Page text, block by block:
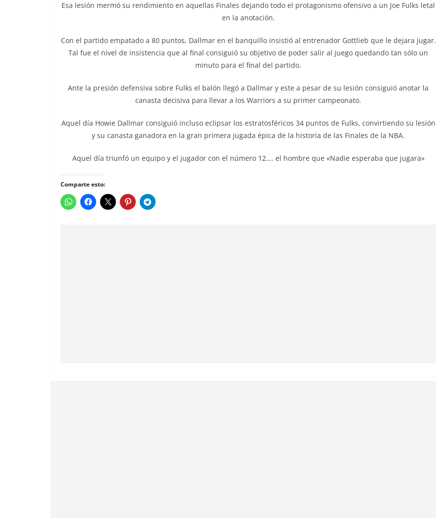
Esa lesión mermó su rendimiento en aquellas Finales dejando todo el protagonismo ofensivo a un Joe Fulks letal
en la anotación.
Con el partido empatado a 80 puntos, Dallmar en el banquillo insistió al entrenador Gottlieb que le dejara jugar.
Tal fue el nivel de insistencia que al final consiguió su objetivo de poder salir al juego quedando tan sólo un
minuto para el final del partido.
Ante la presión defensiva sobre Fulks el balón llegó a Dallmar y este a pesar de su lesión consiguió anotar la
canasta decisiva para llevar a los Warriors a su primer campeonato.
Aquel día Howie Dallmar consiguió incluso eclipsar los estratosféricos 34 puntos de Fulks, convirtiendo su lesión
y su canasta ganadora en la gran primera jugada épica de la historia de las Finales de la NBA.
Aquel día triunfó un equipo y el jugador con el número 12…. el hombre que «Nadie esperaba que jugara»
Comparte esto: